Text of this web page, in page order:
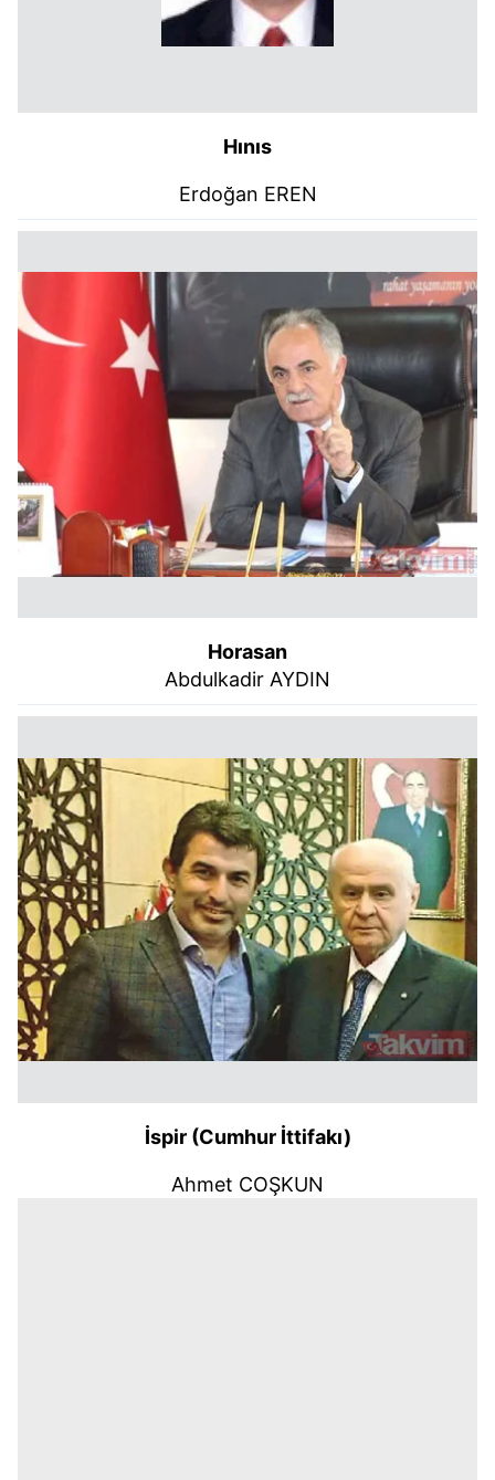
Hınıs
Erdoğan EREN
Horasan
Abdulkadir AYDIN
İspir (Cumhur İttifakı)
Ahmet COŞKUN